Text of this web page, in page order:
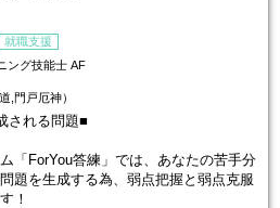
就職支援
ング技能士 AF
,門戸厄神）
される問題■
「ForYou答練」では、あなたの苦手分
題を生成する為、弱点把握と弱点克服
！